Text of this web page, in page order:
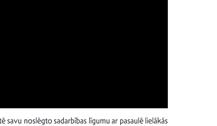
savu noslēgto sadarbības līgumu ar pasaulē lielākās